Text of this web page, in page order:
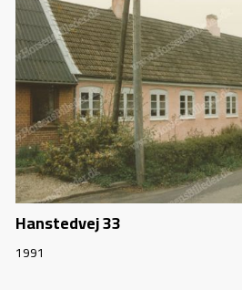
Hanstedvej 33
1991